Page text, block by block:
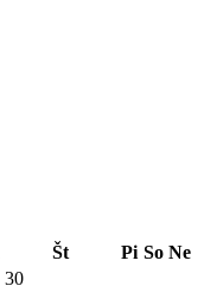
Št Pi So Ne
30